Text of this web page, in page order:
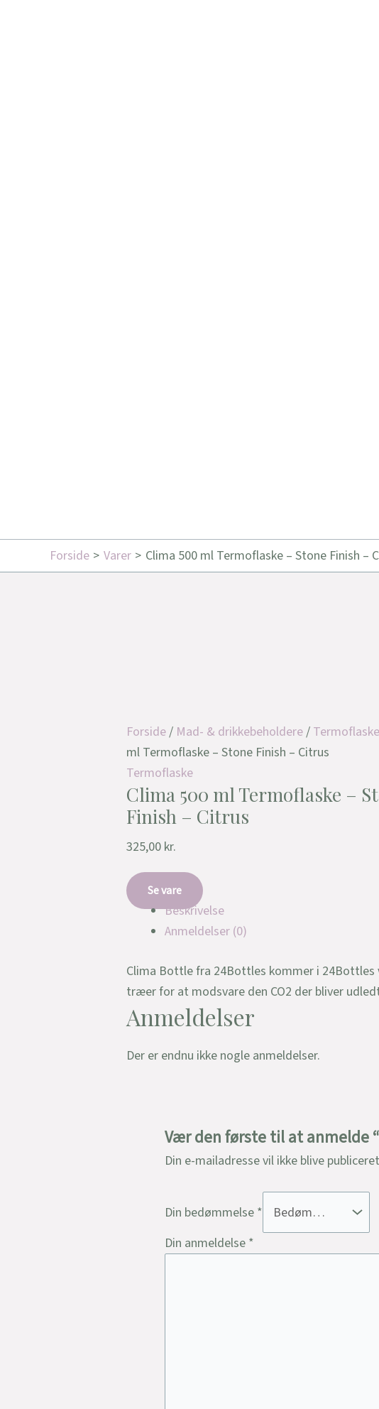
Forside Varer Clima 500 ml Termoflaske – Stone Finish –
Forside/ Mad- & drikkebeholdere/ Termoflaske
ml Termoflaske – Stone Finish – Citrus
Termoflaske
Clima 500 ml Termoflaske –
Finish – Citrus
325,00 kr.
Se vare
Beskrivelse
Anmeldelser (0)
Clima Bottle fra 24Bottles kommer i
træer for at modsvare den CO2 der bliver
Anmeldelser
Der er endnu ikke nogle anmeldelser.
Vær den første til at anmelde
Din e-mailadresse vil ikke blive
Din bedømmelse *
Din anmeldelse *